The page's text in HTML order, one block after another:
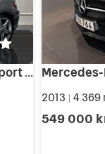
Mercedes-Benz SLK 200 Cab AMG Sport |1Ägare|Skinn|LågMil|NyServ|Nybess|
2013 4
549 000